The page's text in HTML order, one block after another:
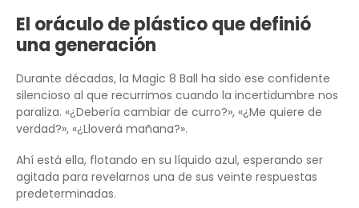
El oráculo de plástico que definió
una generación
Durante décadas, la Magic 8 Ball ha sido ese confidente
silencioso al que recurrimos cuando la incertidumbre nos
paraliza. «¿Debería cambiar de curro?», «¿Me quiere de
verdad?», «¿Lloverá mañana?».
Ahí está ella, flotando en su líquido azul, esperando ser
agitada para revelarnos una de sus veinte respuestas
predeterminadas.